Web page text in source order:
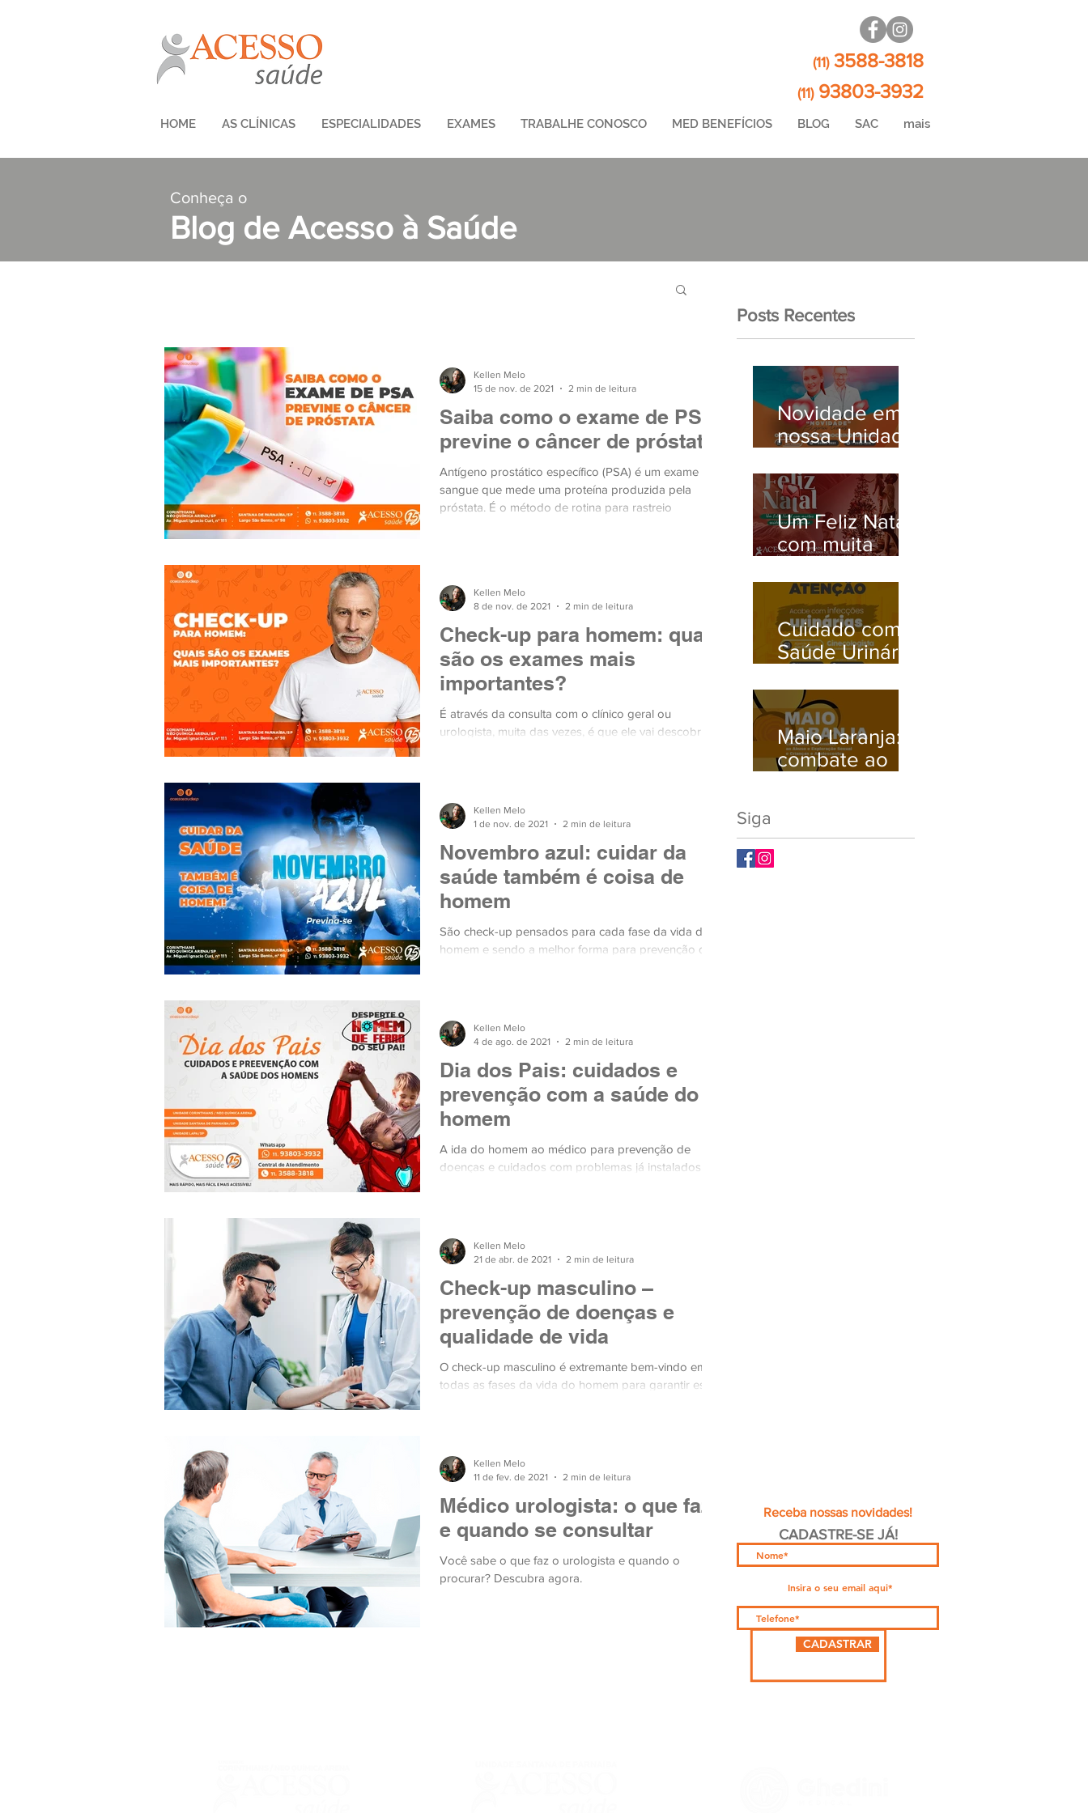
HOME AS CLÍNICAS ESPECIALIDADES EXAMES TRABALHE CONOSCO MED BENEFÍCIOS BLOG SAC mais
(11)3588-3818
(11)93803-3932
Conheça o
Blog de Acesso à Saúde
Saiba como o exame de PSA
previne o câncer de próstata
Antígeno prostático específico (PSA) é um exame de
sangue que mede uma proteína produzida pela
próstata. É o método de rotina para rastreio
Kellen Melo
15 de nov. de 2021
2 min de leitura
Check-up para homem: quais
são os exames mais
importantes?
É através da consulta com o clínico geral ou
urologista, muita das vezes, é que ele vai descobrir
Kellen Melo
8 de nov. de 2021
2 min de leitura
Novembro azul: cuidar da
saúde também é coisa de
homem
São check-up pensados para cada fase da vida do
homem e sendo a melhor forma para prevenção de
Kellen Melo
1 de nov. de 2021
2 min de leitura
Dia dos Pais: cuidados e
prevenção com a saúde do
homem
A ida do homem ao médico para prevenção de
doenças e cuidados com problemas já instalados é
Kellen Melo
4 de ago. de 2021
2 min de leitura
Check-up masculino –
prevenção de doenças e
qualidade de vida
O check-up masculino é extremante bem-vindo em
todas as fases da vida do homem para garantir esse
Kellen Melo
21 de abr. de 2021
2 min de leitura
Médico urologista: o que faz
e quando se consultar
Você sabe o que faz o urologista e quando o
procurar? Descubra agora.
Kellen Melo
11 de fev. de 2021
2 min de leitura
Posts Recentes
Novidade em
nossa Unidade
Parnaíba/SP!
Um Feliz Natal
com muita
toda família.
Cuidado com a
Saúde Urinária:
Problemas de
Infecção e
Busque Ajuda
Médica.
Maio Laranja:
combate ao
Siga
Receba nossas novidades!
CADASTRE-SE JÁ!
CADASTRAR